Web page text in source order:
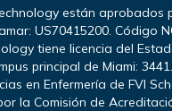
están aprobados
US70415200. Código
tiene licencia del
principal de Miami:
en Enfermería de FVI
la Comisión de